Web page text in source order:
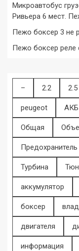
Микроавтобус
Ривьера 6 мест.
Пежо боксер 3 не
Пежо боксер реле
– 2.2 2.5
peugeot АКБ
Общая
Предохранитель
Турбина
аккумулятор
боксер
двигателя
информация